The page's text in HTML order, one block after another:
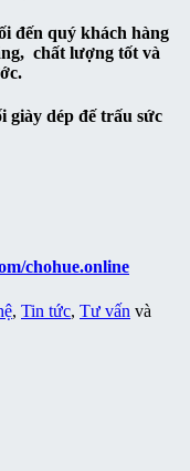
đến quý khách hàng
chất lượng tốt và
giày dép đế trấu sức
chohue.online
, Tin tức, Tư vấn và